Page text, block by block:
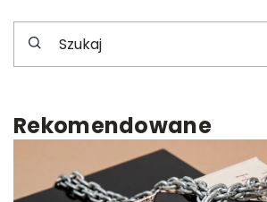
Rekomendowane